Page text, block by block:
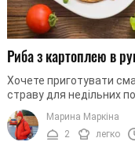
Риба з картоплею в
Хочете приготувати
страву для недільних
Прагнете вразити своїх
чимось смачним та
Приготуйте для них ...
Марина Маркіна
2
легко